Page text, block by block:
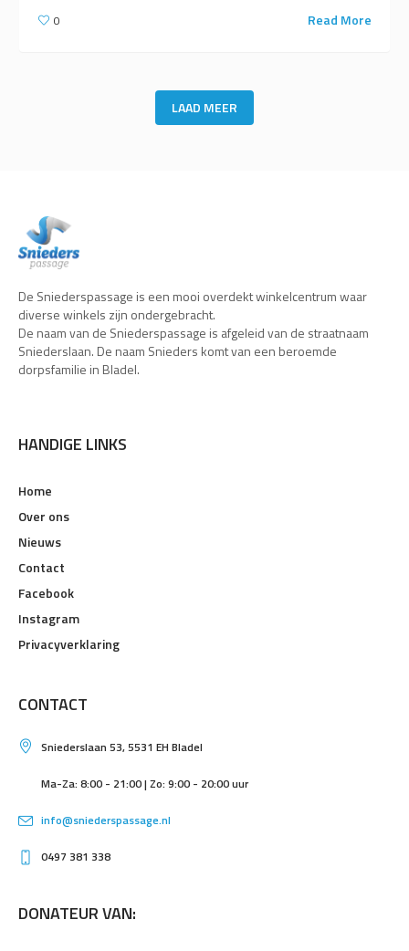
Read More
0
LAAD MEER
De Sniederspassage is een mooi overdekt winkelcentrum waar
diverse winkels zijn ondergebracht.
De naam van de Sniederspassage is afgeleid van de straatnaam
Sniederslaan. De naam Snieders komt van een beroemde
dorpsfamilie in Bladel.
HANDIGE LINKS
Home
Over ons
Nieuws
Contact
Facebook
Instagram
Privacyverklaring
CONTACT
Sniederslaan 53, 5531 EH Bladel
Ma-Za: 8:00 - 21:00 | Zo: 9:00 - 20:00 uur
info@sniederspassage.nl
0497 381 338
DONATEUR VAN: